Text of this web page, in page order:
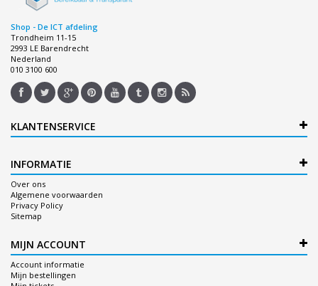
Shop - De ICT afdeling
Trondheim 11-15
2993 LE Barendrecht
Nederland
010 3100 600
KLANTENSERVICE
INFORMATIE
Over ons
Algemene voorwaarden
Privacy Policy
Sitemap
MIJN ACCOUNT
Account informatie
Mijn bestellingen